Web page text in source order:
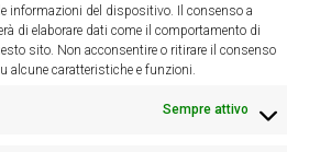
informazioni del dispositivo. Il consenso a
di elaborare dati come il comportamento di
sito. Non acconsentire o ritirare il consenso
alcune caratteristiche e funzioni.
Sempre attivo